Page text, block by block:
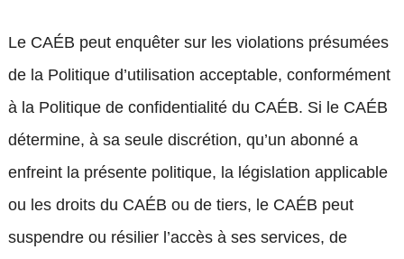
Le CAÉB peut enquêter sur les violations présumées
de la Politique d’utilisation acceptable, conformément
à la Politique de confidentialité du CAÉB. Si le CAÉB
détermine, à sa seule discrétion, qu’un abonné a
enfreint la présente politique, la législation applicable
ou les droits du CAÉB ou de tiers, le CAÉB peut
suspendre ou résilier l’accès à ses services, de